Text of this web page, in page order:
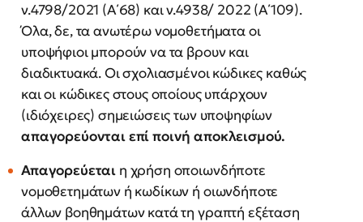
ν.4798/2021 (Α΄68) και ν.4938/ 2022 (Α΄109).
Όλα, δε, τα ανωτέρω νομοθετήματα οι
υποψήφιοι μπορούν να τα βρουν και
διαδικτυακά. Οι σχολιασμένοι κώδικες καθώς
και οι κώδικες στους οποίους υπάρχουν
(ιδιόχειρες) σημειώσεις των υποψηφίων
απαγορεύονται επί ποινή αποκλεισμού.
Απαγορεύεται η χρήση οποιωνδήποτε
νομοθετημάτων ή κωδίκων ή οιωνδήποτε
άλλων βοηθημάτων κατά τη γραπτή εξέταση